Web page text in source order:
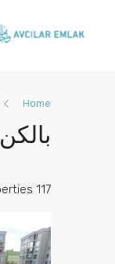
Home
بالکن
117 Properties